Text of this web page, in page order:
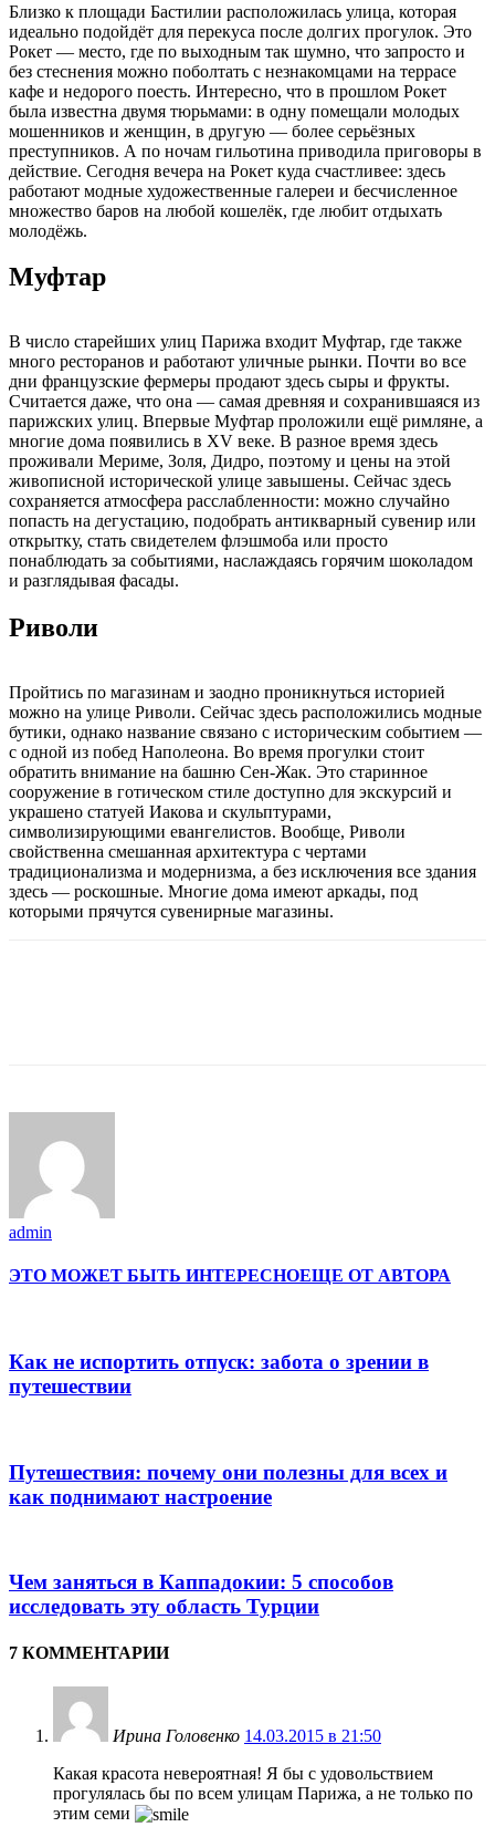
Близко к площади Бастилии расположилась улица, которая
идеально подойдёт для перекуса после долгих прогулок. Это
Рокет — место, где по выходным так шумно, что запросто и
без стеснения можно поболтать с незнакомцами на террасе
кафе и недорого поесть. Интересно, что в прошлом Рокет
была известна двумя тюрьмами: в одну помещали молодых
мошенников и женщин, в другую — более серьёзных
преступников. А по ночам гильотина приводила приговоры в
действие. Сегодня вечера на Рокет куда счастливее: здесь
работают модные художественные галереи и бесчисленное
множество баров на любой кошелёк, где любит отдыхать
молодёжь.
Муфтар
В число старейших улиц Парижа входит Муфтар, где также
много ресторанов и работают уличные рынки. Почти во все
дни французские фермеры продают здесь сыры и фрукты.
Считается даже, что она — самая древняя и сохранившаяся из
парижских улиц. Впервые Муфтар проложили ещё римляне, а
многие дома появились в XV веке. В разное время здесь
проживали Мериме, Золя, Дидро, поэтому и цены на этой
живописной исторической улице завышены. Сейчас здесь
сохраняется атмосфера расслабленности: можно случайно
попасть на дегустацию, подобрать антикварный сувенир или
открытку, стать свидетелем флэшмоба или просто
понаблюдать за событиями, наслаждаясь горячим шоколадом
и разглядывая фасады.
Риволи
Пройтись по магазинам и заодно проникнуться историей
можно на улице Риволи. Сейчас здесь расположились модные
бутики, однако название связано с историческим событием —
с одной из побед Наполеона. Во время прогулки стоит
обратить внимание на башню Сен-Жак. Это старинное
сооружение в готическом стиле доступно для экскурсий и
украшено статуей Иакова и скульптурами,
символизирующими евангелистов. Вообще, Риволи
свойственна смешанная архитектура с чертами
традиционализма и модернизма, а без исключения все здания
здесь — роскошные. Многие дома имеют аркады, под
которыми прячутся сувенирные магазины.
admin
ЭТО МОЖЕТ БЫТЬ ИНТЕРЕСНОЕЩЕ ОТ АВТОРА
Как не испортить отпуск: забота о зрении в
путешествии
Путешествия: почему они полезны для всех и
как поднимают настроение
Чем заняться в Каппадокии: 5 способов
исследовать эту область Турции
7 КОММЕНТАРИИ
Ирина Головенко 14.03.2015 в 21:50
Какая красота невероятная! Я бы с удовольствием
прогулялась бы по всем улицам Парижа, а не только по
этим семи